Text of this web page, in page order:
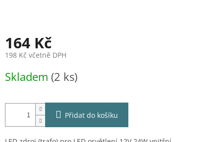
164 Kč
198 Kč včetně DPH
cena:
Skladem (2 ks)
Přidat do košíku